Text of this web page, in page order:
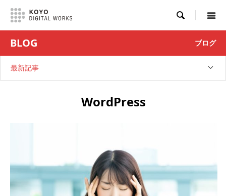

BLOG ブログ
最新記事
WordPress